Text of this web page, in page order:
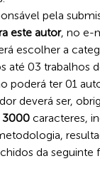
pela
este autor, no e-
escolher a
até 03
poderá ter 01
deverá ser,
3000 caracteres,
da seguinte